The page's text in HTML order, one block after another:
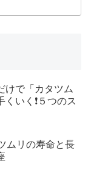
けで「カタツム
いく❗️５つのス
ムリの寿命と長